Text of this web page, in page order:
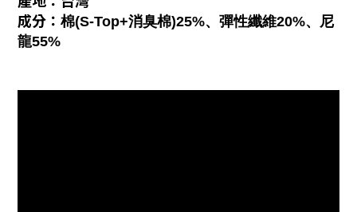
成分： 棉(S-Top+消臭棉)25%、彈性纖維20%、尼
龍55%